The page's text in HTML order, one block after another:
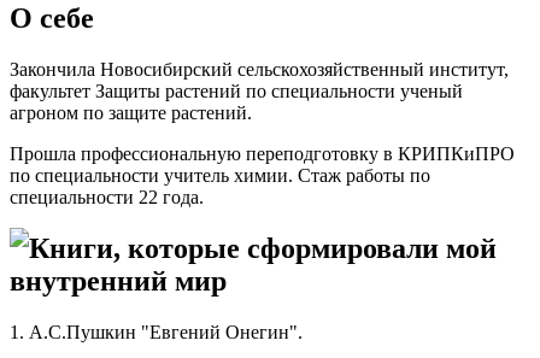
О себе
Закончила Новосибирский сельскохозяйственный институт,
факультет Защиты растений по специальности ученый
агроном по защите растений.
Прошла профессиональную переподготовку в КРИПКиПРО
по специальности учитель химии. Стаж работы по
специальности 22 года.
Книги, которые сформировали мой
внутренний мир
1. А.С.Пушкин "Евгений Онегин".